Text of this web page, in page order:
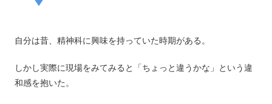
自分は昔、精神科に興味を持っていた時期がある。
しかし実際に現場をみてみると「ちょっと違うかな」という違
和感を抱いた。